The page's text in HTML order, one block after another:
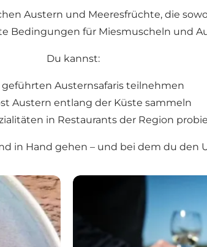
Austern und Meeresfrüchte, die
Bedingungen für Miesmuscheln und
Du kannst:
geführten Austernsafaris teilnehmen
Austern entlang der Küste sammeln
in Restaurants der Region
in Hand gehen – und bei dem du
Skaldyrsruten